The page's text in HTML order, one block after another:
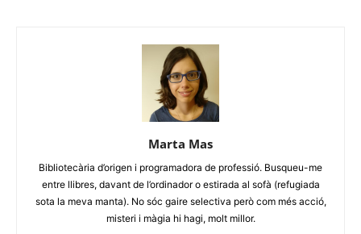
Marta Mas
Bibliotecària d’origen i programadora de professió. Busqueu-me
entre llibres, davant de l’ordinador o estirada al sofà (refugiada
sota la meva manta). No sóc gaire selectiva però com més acció,
misteri i màgia hi hagi, molt millor.